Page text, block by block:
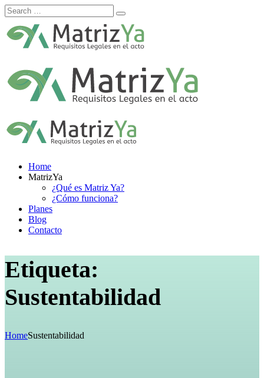
Skip
to
content
Home
MatrizYa
¿Qué es Matriz Ya?
¿Cómo funciona?
Planes
Blog
Contacto
Etiqueta:
Sustentabilidad
HomeSustentabilidad